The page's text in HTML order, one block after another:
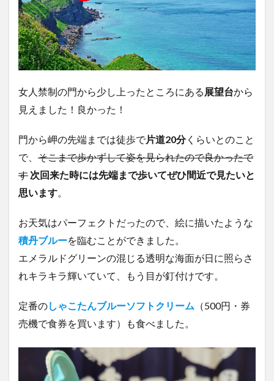
女人禁制の門から少し上ったところにある 展望台から
見えました！良かった！
門から岬の先端までは徒歩で片道20分くらいとのこと
で、 そこまで歩かずして姿を見られたので良かったで
す 次回来た時には先端まで歩いてぜひ間近で見たいと
思います。
お天気はパーフェクトだったので、絵に描いたような
積丹ブルーを臨むことができました。
エメラルドグリーンの混じる透明な海面が日に照らさ
れキラキラ輝いていて、もう目が釘付けです。
定番のしゃこたんブルーソフトクリーム （500円・券
売機で食券を買います）も食べました。